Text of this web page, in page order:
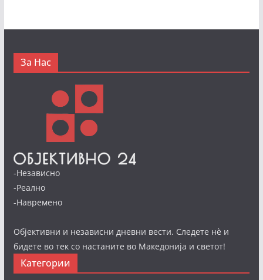
За Нас
-Независно
-Реално
-Навремено
Објективни и независни дневни вести. Следете нè и
бидете во тек со настаните во Македонија и светот!
Категории